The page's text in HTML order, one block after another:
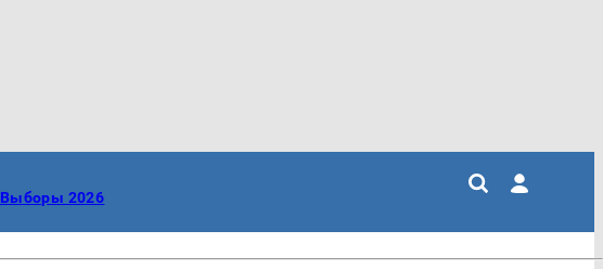
Выборы 2026